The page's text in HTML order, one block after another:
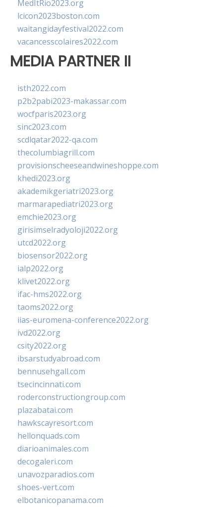
MedItRio2023.org
lcicon2023boston.com
waitangidayfestival2022.com
vacancesscolaires2022.com
MEDIA PARTNER II
isth2022.com
p2b2pabi2023-makassar.com
wocfparis2023.org
sinc2023.com
scdlqatar2022-qa.com
thecolumbiagrill.com
provisionscheeseandwineshoppe.com
khedi2023.org
akademikgeriatri2023.org
marmarapediatri2023.org
emchie2023.org
girisimselradyoloji2022.org
utcd2022.org
biosensor2022.org
ialp2022.org
klivet2022.org
ifac-hms2022.org
taoms2022.org
iias-euromena-conference2022.org
ivd2022.org
csity2022.org
ibsarstudyabroad.com
bennusehgall.com
tsecincinnati.com
roderconstructiongroup.com
plazabatai.com
hawkscayresort.com
hellonquads.com
diarioanimales.com
decogaleri.com
unavozparadios.com
shoes-vert.com
elbotanicopanama.com